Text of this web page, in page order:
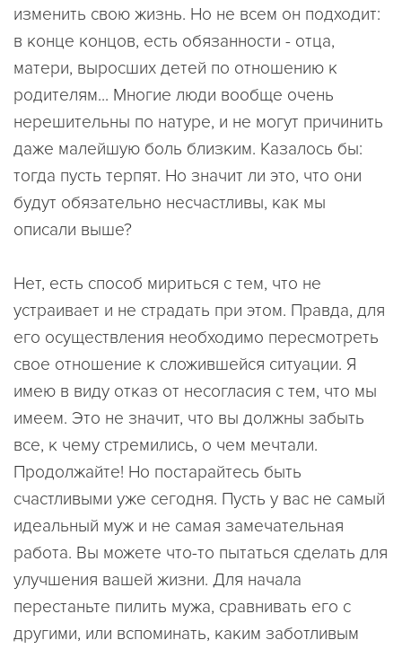
изменить свою жизнь. Но не всем он подходит:
в конце концов, есть обязанности - отца,
матери, выросших детей по отношению к
родителям... Многие люди вообще очень
нерешительны по натуре, и не могут причинить
даже малейшую боль близким. Казалось бы:
тогда пусть терпят. Но значит ли это, что они
будут обязательно несчастливы, как мы
описали выше?
Нет, есть способ мириться с тем, что не
устраивает и не страдать при этом. Правда, для
его осуществления необходимо пересмотреть
свое отношение к сложившейся ситуации. Я
имею в виду отказ от несогласия с тем, что мы
имеем. Это не значит, что вы должны забыть
все, к чему стремились, о чем мечтали.
Продолжайте! Но постарайтесь быть
счастливыми уже сегодня. Пусть у вас не самый
идеальный муж и не самая замечательная
работа. Вы можете что-то пытаться сделать для
улучшения вашей жизни. Для начала
перестаньте пилить мужа, сравнивать его с
другими, или вспоминать, каким заботливым